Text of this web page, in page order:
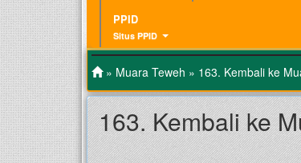
PPID
Situs PPID
» Muara Teweh » 163. Kembali ke
163. Kembali ke